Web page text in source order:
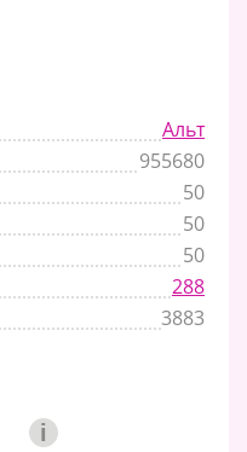
Альт
955680
50
50
50
288
3883
i